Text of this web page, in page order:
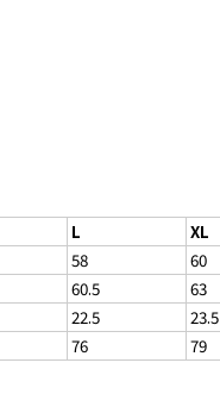
L XL
58 60
60.5 63
22.5 23.5
76 79